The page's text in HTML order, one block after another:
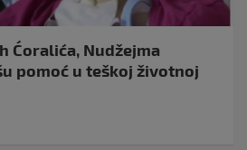
Ćoralića, Nudžejma
pomoć u teškoj životnoj